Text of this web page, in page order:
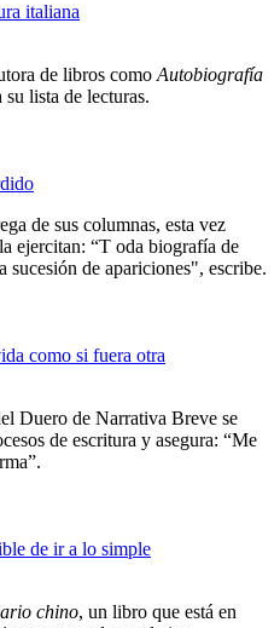
italiana
de libros como Autobiografía
lista de lecturas.
de sus columnas, esta vez
ejercitan: “T oda biografía de
sucesión de apariciones", escribe.
como si fuera otra
Duero de Narrativa Breve se
de escritura y asegura: “Me
de ir a lo simple
chino, un libro que está en